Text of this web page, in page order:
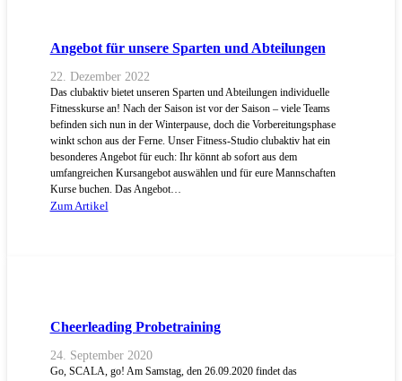
Angebot für unsere Sparten und Abteilungen
22. Dezember 2022
Das clubaktiv bietet unseren Sparten und Abteilungen individuelle
Fitnesskurse an! Nach der Saison ist vor der Saison – viele Teams
befinden sich nun in der Winterpause, doch die Vorbereitungsphase
winkt schon aus der Ferne. Unser Fitness-Studio clubaktiv hat ein
besonderes Angebot für euch: Ihr könnt ab sofort aus dem
umfangreichen Kursangebot auswählen und für eure Mannschaften
Kurse buchen. Das Angebot…
Zum Artikel
Cheerleading Probetraining
24. September 2020
Go, SCALA, go! Am Samstag, den 26.09.2020 findet das